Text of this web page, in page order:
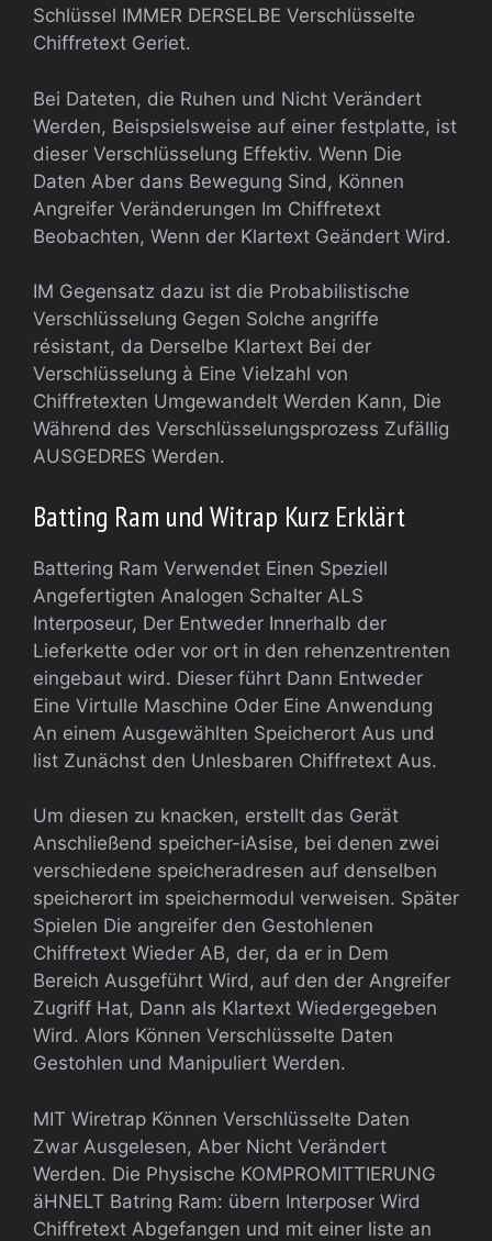
Schlüssel IMMER DERSELBE Verschlüsselte
Chiffretext Geriet.
Bei Dateten, die Ruhen und Nicht Verändert
Werden, Beispsielsweise auf einer festplatte, ist
dieser Verschlüsselung Effektiv. Wenn Die
Daten Aber dans Bewegung Sind, Können
Angreifer Veränderungen Im Chiffretext
Beobachten, Wenn der Klartext Geändert Wird.
IM Gegensatz dazu ist die Probabilistische
Verschlüsselung Gegen Solche angriffe
résistant, da Derselbe Klartext Bei der
Verschlüsselung à Eine Vielzahl von
Chiffretexten Umgewandelt Werden Kann, Die
Während des Verschlüsselungsprozess Zufällig
AUSGEDRES Werden.
Batting Ram und Witrap Kurz Erklärt
Battering Ram Verwendet Einen Speziell
Angefertigten Analogen Schalter ALS
Interposeur, Der Entweder Innerhalb der
Lieferkette oder vor ort in den rehenzentrenten
eingebaut wird. Dieser führt Dann Entweder
Eine Virtulle Maschine Oder Eine Anwendung
An einem Ausgewählten Speicherort Aus und
list Zunächst den Unlesbaren Chiffretext Aus.
Um diesen zu knacken, erstellt das Gerät
Anschließend speicher-iAsise, bei denen zwei
verschiedene speicheradresen auf denselben
speicherort im speichermodul verweisen. Später
Spielen Die angreifer den Gestohlenen
Chiffretext Wieder AB, der, da er in Dem
Bereich Ausgeführt Wird, auf den der Angreifer
Zugriff Hat, Dann als Klartext Wiedergegeben
Wird. Alors Können Verschlüsselte Daten
Gestohlen und Manipuliert Werden.
MIT Wiretrap Können Verschlüsselte Daten
Zwar Ausgelesen, Aber Nicht Verändert
Werden. Die Physische KOMPROMITTIERUNG
äHNELT Batring Ram: übern Interposer Wird
Chiffretext Abgefangen und mit einer liste an